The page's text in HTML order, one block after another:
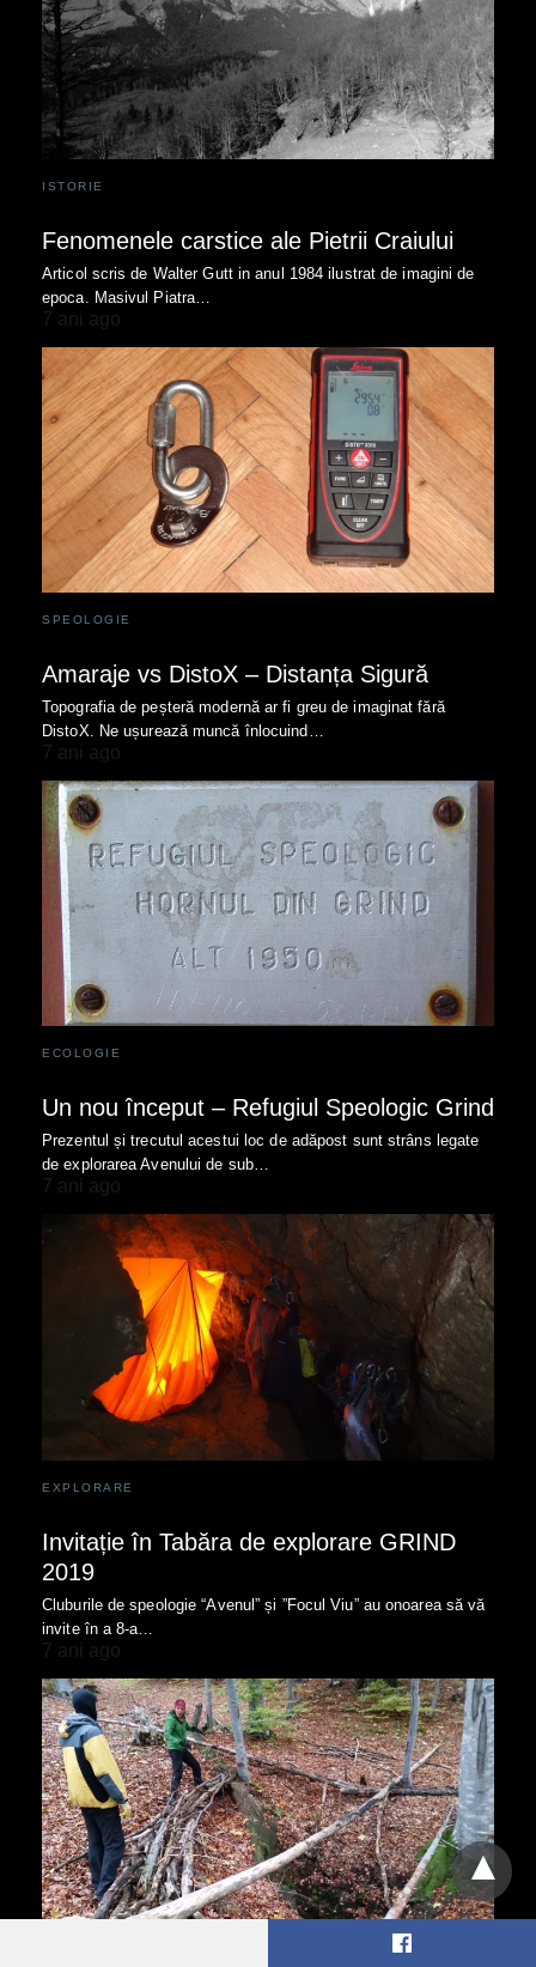
ISTORIE
Fenomenele carstice ale Pietrii Craiului
Articol scris de Walter Gutt in anul 1984 ilustrat de imagini de
epoca. Masivul Piatra…
7 ani ago
SPEOLOGIE
Amaraje vs DistoX – Distanța Sigură
Topografia de peșteră modernă ar fi greu de imaginat fără
DistoX. Ne ușurează muncă înlocuind…
7 ani ago
ECOLOGIE
Un nou început – Refugiul Speologic Grind
Prezentul și trecutul acestui loc de adăpost sunt strâns legate
de explorarea Avenului de sub…
7 ani ago
EXPLORARE
Invitație în Tabăra de explorare GRIND
2019
Cluburile de speologie “Avenul” și ”Focul Viu” au onoarea să vă
invite în a 8-a…
7 ani ago